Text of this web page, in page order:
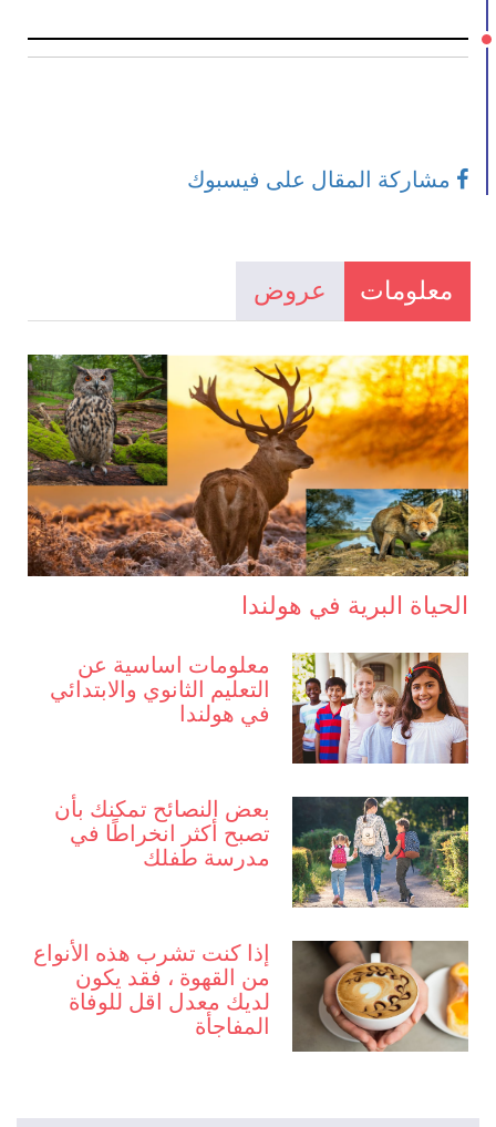
مشاركة المقال على فيسبوك
معلومات عروض
الحياة البرية في هولندا
معلومات اساسية عن
التعليم الثانوي والابتدائي
في هولندا
بعض النصائح تمكنك بأن
تصبح أكثر انخراطًا في
مدرسة طفلك
إذا كنت تشرب هذه الأنواع
من القهوة ، فقد يكون
لديك معدل اقل للوفاة
المفاجأة